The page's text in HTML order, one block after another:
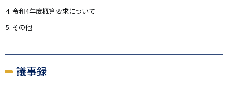
令和4年度概算要求について
その他
議事録